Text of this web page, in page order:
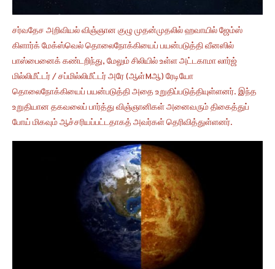
சர்வதேச அறிவியல் விஞ்ஞான குழு முதன்முதலில் ஹவாயில் ஜேம்ஸ்
கிளார்க் மேக்ஸ்வெல் தொலைநோக்கியைப் பயன்படுத்தி வீனஸில்
பாஸ்பைனைக் கண்டறிந்து, மேலும் சிலியில் உள்ள அட்டகாமா லார்ஜ்
மில்லிமீட்டர் / சப்மில்லிமீட்டர் அரே (ஆள்Mஆ) ரேடியோ
தொலைநோக்கியைப் பயன்படுத்தி அதை உறுதிப்படுத்தியுள்ளனர். இந்த
உறுதியான தகவலைப் பார்த்து விஞ்ஞானிகள் அனைவரும் திகைத்துப்
போய் மிகவும் ஆச்சரியப்பட்டதாகத் அவர்கள் தெரிவித்துள்ளனர்.